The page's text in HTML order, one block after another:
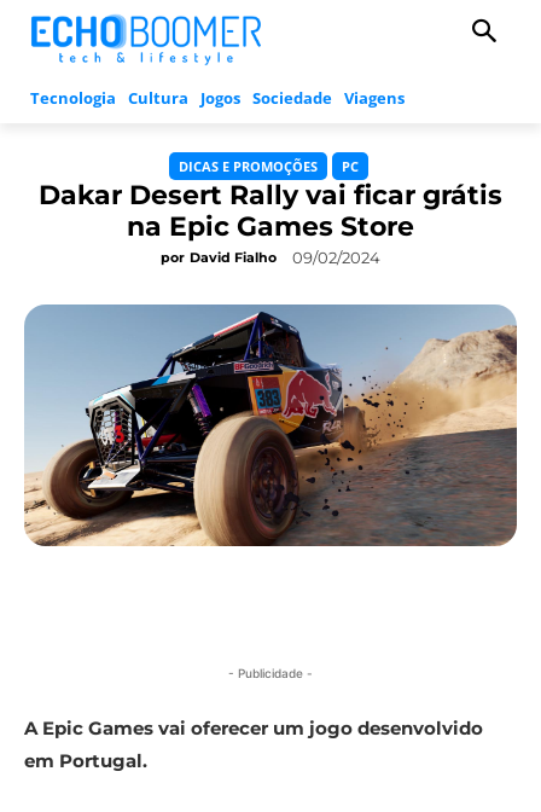
Tecnologia Cultura Jogos Sociedade Viagens
DICAS E PROMOÇÕES PC
Dakar Desert Rally vai ficar grátis
na Epic Games Store
por David Fialho 09/02/2024
- Publicidade -
A Epic Games vai oferecer um jogo desenvolvido
em Portugal.